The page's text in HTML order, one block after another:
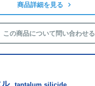
商品詳細を見る
この商品について問い合わせる
ル